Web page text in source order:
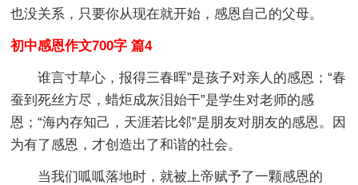
也没关系，只要你从现在就开始，感恩自己的父母。
初中感恩作文700字 篇4
谁言寸草心，报得三春晖”是孩子对亲人的感恩；“春
蚕到死丝方尽，蜡炬成灰泪始干”是学生对老师的感
恩；“海内存知己，天涯若比邻”是朋友对朋友的感恩。因
为有了感恩，才创造出了和谐的社会。
当我们呱呱落地时，就被上帝赋予了一颗感恩的